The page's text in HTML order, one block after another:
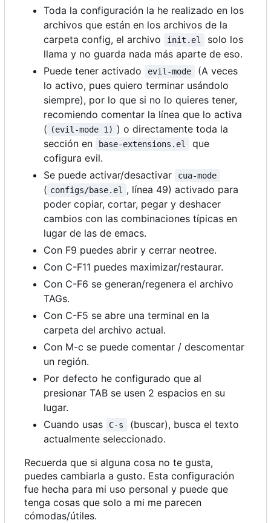
Toda la configuración la he realizado en los
archivos que están en los archivos de la
carpeta config, el archivo
init.el
solo los
llama y no guarda nada más aparte de eso.
Puede tener activado
evil-mode
(A veces
lo activo, pues quiero terminar usándolo
siempre), por lo que si no lo quieres tener,
recomiendo comentar la línea que lo activa
( (evil-mode 1) ) o directamente toda la
sección en
base-extensions.el
que
cofigura evil.
Se puede activar/desactivar
cua-mode
( configs/base.el
, línea 49) activado para
poder copiar, cortar, pegar y deshacer
cambios con las combinaciones típicas en
lugar de las de emacs.
Con F9 puedes abrir y cerrar neotree.
Con C-F11 puedes maximizar/restaurar.
Con C-F6 se generan/regenera el archivo
TAGs.
Con C-F5 se abre una terminal en la
carpeta del archivo actual.
Con M-c se puede comentar / descomentar
un región.
Por defecto he configurado que al
presionar TAB se usen 2 espacios en su
lugar.
Cuando usas
C-s
(buscar), busca el texto
actualmente seleccionado.
Recuerda que si alguna cosa no te gusta,
puedes cambiarla a gusto. Esta configuración
fue hecha para mi uso personal y puede que
tenga cosas que solo a mi me parecen
cómodas/útiles.